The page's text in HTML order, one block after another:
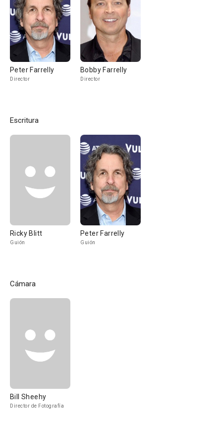
Peter Farrelly
Director
Bobby Farrelly
Director
Escritura
Ricky Blitt
Guión
Peter Farrelly
Guión
Cámara
Bill Sheehy
Director de Fotografía